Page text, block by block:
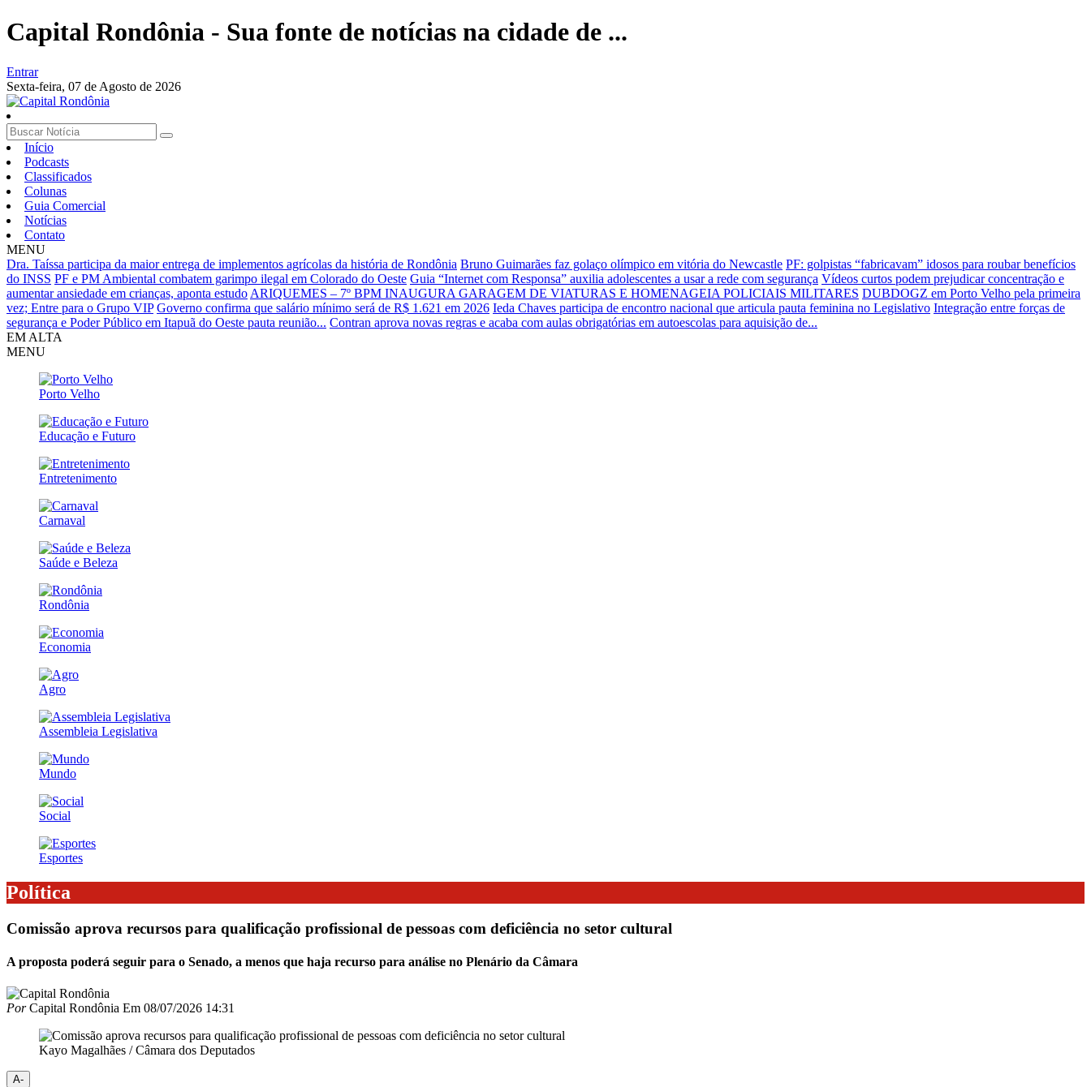
Capital Rondônia - Sua fonte de notícias na cidade de ...
Entrar
Sexta-feira, 07 de Agosto de 2026
Início
Podcasts
Classificados
Colunas
Guia Comercial
Notícias
Contato
MENU
Dra. Taíssa participa da maior entrega de implementos agrícolas da história de Rondônia Bruno Guimarães faz golaço olímpico em vitória do Newcastle PF: golpistas “fabricavam” idosos para roubar benefícios
do INSS PF e PM Ambiental combatem garimpo ilegal em Colorado do Oeste Guia “Internet com Responsa” auxilia adolescentes a usar a rede com segurança Vídeos curtos podem prejudicar concentração e
aumentar ansiedade em crianças, aponta estudo ARIQUEMES – 7º BPM INAUGURA GARAGEM DE VIATURAS E HOMENAGEIA POLICIAIS MILITARES DUBDOGZ em Porto Velho pela primeira
vez; Entre para o Grupo VIP Governo confirma que salário mínimo será de R$ 1.621 em 2026 Ieda Chaves participa de encontro nacional que articula pauta feminina no Legislativo Integração entre forças de
segurança e Poder Público em Itapuã do Oeste pauta reunião... Contran aprova novas regras e acaba com aulas obrigatórias em autoescolas para aquisição de...
EM ALTA
MENU
Porto Velho
Educação e Futuro
Entretenimento
Carnaval
Saúde e Beleza
Rondônia
Economia
Agro
Assembleia Legislativa
Mundo
Social
Esportes
Política
Comissão aprova recursos para qualificação profissional de pessoas com deficiência no setor cultural
A proposta poderá seguir para o Senado, a menos que haja recurso para análise no Plenário da Câmara
PorCapital Rondônia Em 08/07/2026 14:31
Kayo Magalhães / Câmara dos Deputados
A-